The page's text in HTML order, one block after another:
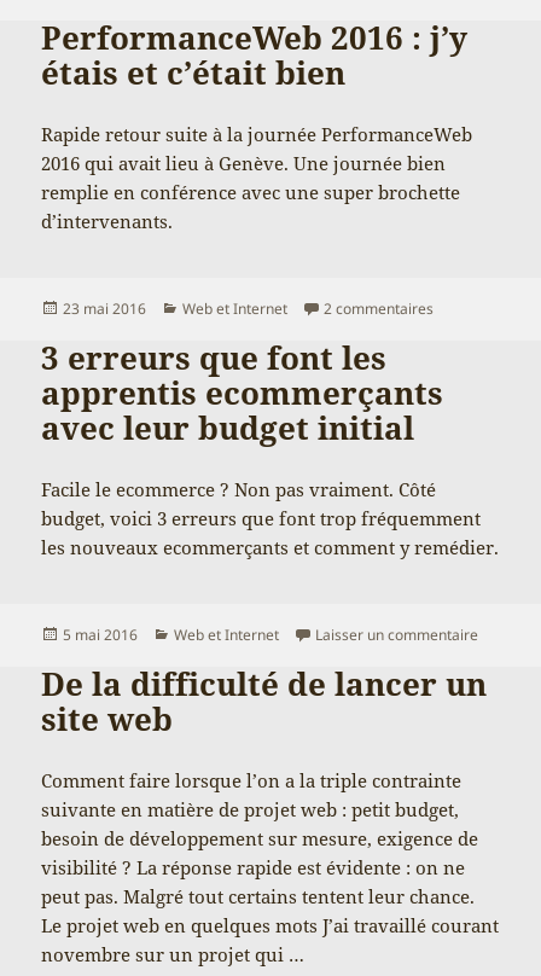
PerformanceWeb 2016 : j’y
étais et c’était bien
Rapide retour suite à la journée PerformanceWeb
2016 qui avait lieu à Genève. Une journée bien
remplie en conférence avec une super brochette
d’intervenants.
Publié
23 mai 2016 Catégories
Web et Internet 2 commentaires
3 erreurs que font les
apprentis ecommerçants
avec leur budget initial
Facile le ecommerce ? Non pas vraiment. Côté
budget, voici 3 erreurs que font trop fréquemment
les nouveaux ecommerçants et comment y remédier.
Publié
5 mai 2016 Catégories
Web et Internet Laisser un commentairesur 3
De la difficulté de lancer un
site web
Comment faire lorsque l’on a la triple contrainte
suivante en matière de projet web : petit budget,
besoin de développement sur mesure, exigence de
visibilité ? La réponse rapide est évidente : on ne
peut pas. Malgré tout certains tentent leur chance.
Le projet web en quelques mots J’ai travaillé courant
novembre sur un projet qui …